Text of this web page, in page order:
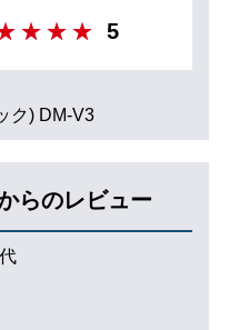
5
ク) DM-V3
らのレビュー